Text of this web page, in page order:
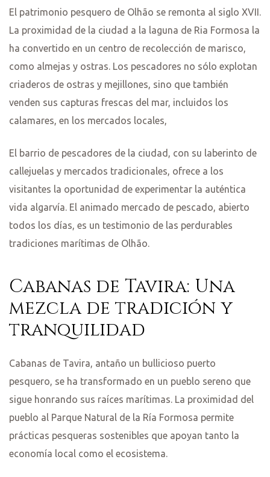
El patrimonio pesquero de Olhão se remonta al siglo XVII.
La proximidad de la ciudad a la laguna de Ria Formosa la
ha convertido en un centro de recolección de marisco,
como almejas y ostras. Los pescadores no sólo explotan
criaderos de ostras y mejillones, sino que también
venden sus capturas frescas del mar, incluidos los
calamares, en los mercados locales,
El barrio de pescadores de la ciudad, con su laberinto de
callejuelas y mercados tradicionales, ofrece a los
visitantes la oportunidad de experimentar la auténtica
vida algarvía. El animado mercado de pescado, abierto
todos los días, es un testimonio de las perdurables
tradiciones marítimas de Olhão.
Cabanas de Tavira: Una
mezcla de tradición y
tranquilidad
Cabanas de Tavira, antaño un bullicioso puerto
pesquero, se ha transformado en un pueblo sereno que
sigue honrando sus raíces marítimas. La proximidad del
pueblo al Parque Natural de la Ría Formosa permite
prácticas pesqueras sostenibles que apoyan tanto la
economía local como el ecosistema.